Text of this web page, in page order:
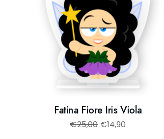
Fatina Fiore Iris Viola
€25,00 €14,90